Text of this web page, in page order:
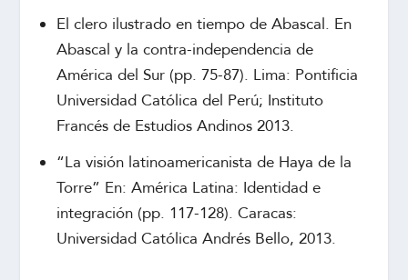
El clero ilustrado en tiempo de Abascal. En
Abascal y la contra-independencia de
América del Sur (pp. 75-87). Lima: Pontificia
Universidad Católica del Perú; Instituto
Francés de Estudios Andinos 2013.
“La visión latinoamericanista de Haya de la
Torre” En: América Latina: Identidad e
integración (pp. 117-128). Caracas:
Universidad Católica Andrés Bello, 2013.